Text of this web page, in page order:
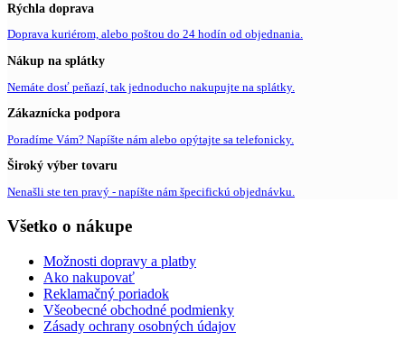
Rýchla doprava
Doprava kuriérom, alebo poštou do 24 hodín od objednania.
Nákup na splátky
Nemáte dosť peňazí, tak jednoducho nakupujte na splátky.
Zákaznícka podpora
Poradíme Vám? Napíšte nám alebo opýtajte sa telefonicky.
Široký výber tovaru
Nenašli ste ten pravý - napíšte nám špecifickú objednávku.
Všetko o nákupe
Možnosti dopravy a platby
Ako nakupovať
Reklamačný poriadok
Všeobecné obchodné podmienky
Zásady ochrany osobných údajov